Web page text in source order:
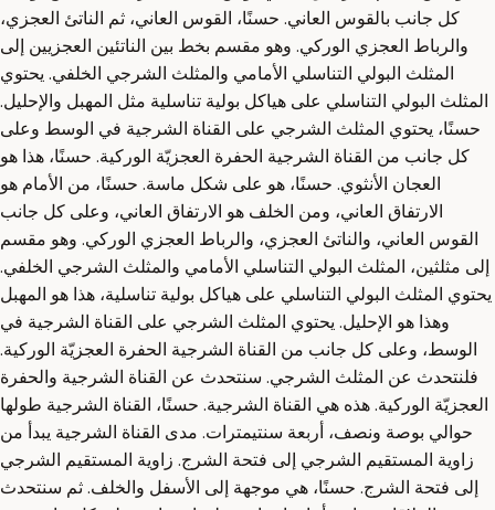
كل جانب بالقوس العاني. حسنًا، القوس العاني، ثم الناتئ العجزي،
والرباط العجزي الوركي. وهو مقسم بخط بين الناتئين العجزيين إلى
المثلث البولي التناسلي الأمامي والمثلث الشرجي الخلفي. يحتوي
المثلث البولي التناسلي على هياكل بولية تناسلية مثل المهبل والإحليل.
حسنًا، يحتوي المثلث الشرجي على القناة الشرجية في الوسط وعلى
كل جانب من القناة الشرجية الحفرة العجزيّة الوركية. حسنًا، هذا هو
العجان الأنثوي. حسنًا، هو على شكل ماسة. حسنًا، من الأمام هو
الارتفاق العاني، ومن الخلف هو الارتفاق العاني، وعلى كل جانب
القوس العاني، والناتئ العجزي، والرباط العجزي الوركي. وهو مقسم
إلى مثلثين، المثلث البولي التناسلي الأمامي والمثلث الشرجي الخلفي.
يحتوي المثلث البولي التناسلي على هياكل بولية تناسلية، هذا هو المهبل
وهذا هو الإحليل. يحتوي المثلث الشرجي على القناة الشرجية في
الوسط، وعلى كل جانب من القناة الشرجية الحفرة العجزيّة الوركية.
فلنتحدث عن المثلث الشرجي. سنتحدث عن القناة الشرجية والحفرة
العجزيّة الوركية. هذه هي القناة الشرجية. حسنًا، القناة الشرجية طولها
حوالي بوصة ونصف، أربعة سنتيمترات. مدى القناة الشرجية يبدأ من
زاوية المستقيم الشرجي إلى فتحة الشرج. زاوية المستقيم الشرجي
إلى فتحة الشرج. حسنًا، هي موجهة إلى الأسفل والخلف. ثم سنتحدث